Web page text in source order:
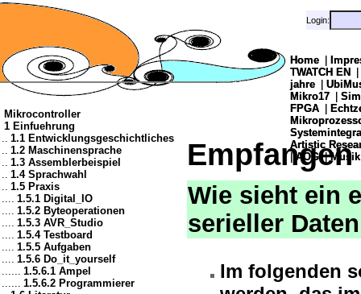
Home
TWATCH EN
jahre
Mikro17
FPGA
Artistic
| AOG |Musik
Login:
Mikrocontroller
1 Einfuehrung
.. 1.1 Entwicklungsgeschichtliches
.. 1.2 Maschinensprache
.. 1.3 Assemblerbeispiel
.. 1.4 Sprachwahl
.. 1.5 Praxis
.... 1.5.1 Digital_IO
.... 1.5.2 Byteoperationen
.... 1.5.3 AVR_Studio
.... 1.5.4 Testboard
.... 1.5.5 Aufgaben
.... 1.5.6 Do_it_yourself
...... 1.5.6.1 Ampel
...... 1.5.6.2 Programmierer
Home
TWATCH EN
jahre
Mikro17
FPGA
Artistic
| AOG |Musik
Login:
Empfangen
Wie sieht ein
serieller
Im folgenden